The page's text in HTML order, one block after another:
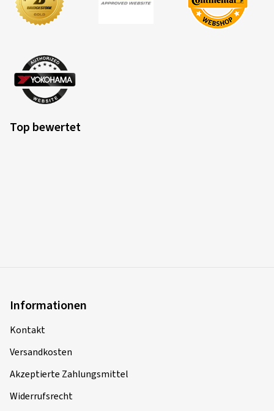
Top bewertet
Informationen
Kontakt
Versandkosten
Akzeptierte Zahlungsmittel
Widerrufsrecht